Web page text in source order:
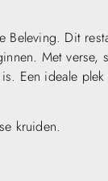
Dit
Met verse,
Een ideale
kruiden.